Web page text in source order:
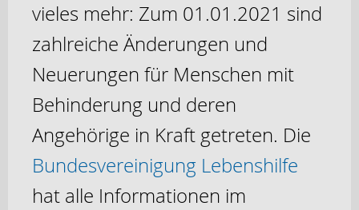
vieles mehr: Zum 01.01.2021 sind
zahlreiche Änderungen und
Neuerungen für Menschen mit
Behinderung und deren
Angehörige in Kraft getreten. Die
Bundesvereinigung Lebenshilfe
hat alle Informationen im